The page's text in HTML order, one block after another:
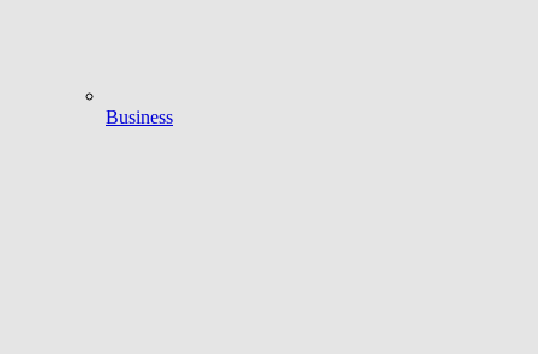
Business